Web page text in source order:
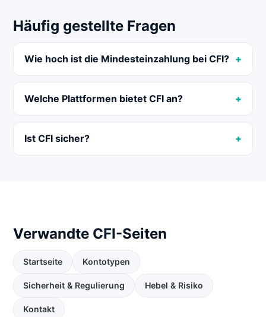
Häufig gestellte Fragen
Wie hoch ist die Mindesteinzahlung bei CFI?
Welche Plattformen bietet CFI an?
Ist CFI sicher?
Verwandte CFI-Seiten
Startseite Kontotypen
Sicherheit & Regulierung Hebel & Risiko
Kontakt